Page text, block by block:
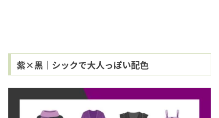
紫×黒｜シックで大人っぽい配色